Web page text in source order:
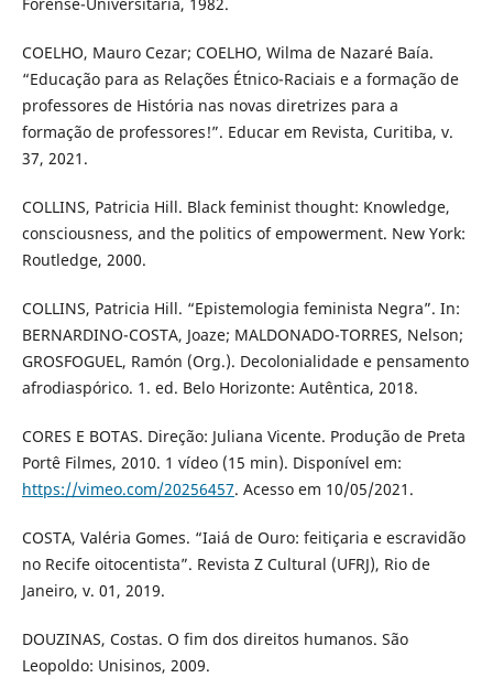
COELHO, Mauro Cezar; COELHO, Wilma de Nazaré Baía.
“Educação para as Relações Étnico-Raciais e a formação de
professores de História nas novas diretrizes para a
formação de professores!”. Educar em Revista, Curitiba, v.
37, 2021.
COLLINS, Patricia Hill. Black feminist thought: Knowledge,
consciousness, and the politics of empowerment. New York:
Routledge, 2000.
COLLINS, Patricia Hill. “Epistemologia feminista Negra”. In:
BERNARDINO-COSTA, Joaze; MALDONADO-TORRES, Nelson;
GROSFOGUEL, Ramón (Org.). Decolonialidade e pensamento
afrodiaspórico. 1. ed. Belo Horizonte: Autêntica, 2018.
CORES E BOTAS. Direção: Juliana Vicente. Produção de Preta
Portê Filmes, 2010. 1 vídeo (15 min). Disponível em:
https://vimeo.com/20256457. Acesso em 10/05/2021.
COSTA, Valéria Gomes. “Iaiá de Ouro: feitiçaria e escravidão
no Recife oitocentista”. Revista Z Cultural (UFRJ), Rio de
Janeiro, v. 01, 2019.
DOUZINAS, Costas. O fim dos direitos humanos. São
Leopoldo: Unisinos, 2009.